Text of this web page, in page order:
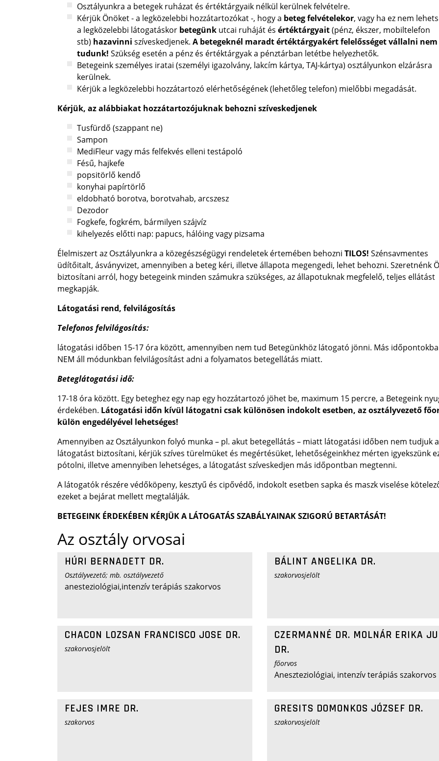
Osztályunkra a betegek ruházat és értéktárgyaik nélkül kerülnek felvételre.
Kérjük Önöket - a legközelebbi hozzátartozókat -, hogy a beteg felvételekor, vagy ha ez nem
a legközelebbi látogatáskor betegünk utcai ruháját és értéktárgyait(pénz, ékszer, mobiltelefon
stb) hazavinni szíveskedjenek. A betegeknél maradt értéktárgyakért felelősséget vállalni nem
tudunk! Szükség esetén a pénz és értéktárgyak a pénztárban letétbe helyezhetők.
Betegeink személyes iratai (személyi igazolvány, lakcím kártya, TAJ-kártya) osztályunkon elzárásra
kerülnek.
Kérjük a legközelebbi hozzátartozó elérhetőségének (lehetőleg telefon) mielőbbi megadását.
Kérjük, az alábbiakat hozzátartozójuknak behozni szíveskedjenek
Tusfürdő (szappant ne)
Sampon
MediFleur vagy más felfekvés elleni testápoló
Fésű, hajkefe
popsitörlő kendő
konyhai papírtörlő
eldobható borotva, borotvahab, arcszesz
Dezodor
Fogkefe, fogkrém, bármilyen szájvíz
kihelyezés előtti nap: papucs, hálóing vagy pizsama
Élelmiszert az Osztályunkra a közegészségügyi rendeletek értemében behozni TILOS! Szénsavmentes
üdítőitalt, ásványvizet, amennyiben a beteg kéri, illetve állapota megengedi, lehet behozni. Szeretnénk
biztosítani arról, hogy betegeink minden számukra szükséges, az állapotuknak megfelelő, teljes ellátást
megkapják.
Látogatási rend, felvilágosítás
Telefonos felvilágosítás:
látogatási időben 15-17 óra között, amennyiben nem tud Betegünkhöz látogató jönni. Más
NEM áll módunkban felvilágosítást adni a folyamatos betegellátás miatt.
Beteglátogatási idő:
17-18 óra között. Egy beteghez egy nap egy hozzátartozó jöhet be, maximum 15 percre, a Betegeink
érdekében. Látogatási időn kívül látogatni csak különösen indokolt esetben, az osztályvezető
külön engedélyével lehetséges!
Amennyiben az Osztályunkon folyó munka – pl. akut betegellátás – miatt látogatási időben nem tudjuk a
látogatást biztosítani, kérjük szíves türelmüket és megértésüket, lehetőségeinkhez mérten igyekszünk
pótolni, illetve amennyiben lehetséges, a látogatást szíveskedjen más időpontban megtenni.
A látogatók részére védőköpeny, kesztyű és cipővédő, indokolt esetben sapka és maszk viselése
ezeket a bejárat mellett megtalálják.
BETEGEINK ÉRDEKÉBEN KÉRJÜK A LÁTOGATÁS SZABÁLYAINAK SZIGORÚ BETARTÁSÁT!
Az osztály orvosai
HÚRI BERNADETT DR.
Osztályvezető; mb. osztályvezető
anesteziológiai,intenzív terápiás szakorvos
BÁLINT ANGELIKA DR.
szakorvosjelölt
CHACON LOZSAN FRANCISCO JOSE DR.
szakorvosjelölt
CZERMANNÉ DR. MOLNÁR ERIKA
DR.
főorvos
Aneszteziológiai, intenzív terápiás szakorvos
FEJES IMRE DR.
szakorvos
GRESITS DOMONKOS JÓZSEF DR.
szakorvosjelölt